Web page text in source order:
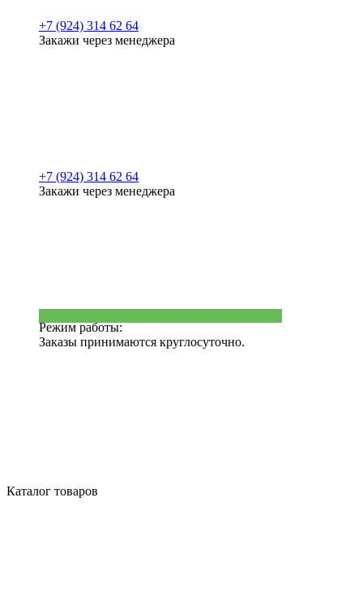
+7 (924) 314 62 64
Закажи через менеджера
+7 (924) 314 62 64
Закажи через менеджера
Режим работы:
Заказы принимаются круглосуточно.
Каталог товаров